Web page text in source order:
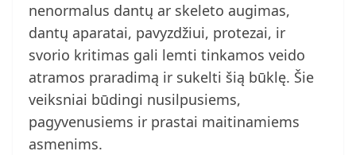
nenormalus dantų ar skeleto augimas,
dantų aparatai, pavyzdžiui, protezai, ir
svorio kritimas gali lemti tinkamos veido
atramos praradimą ir sukelti šią būklę. Šie
veiksniai būdingi nusilpusiems,
pagyvenusiems ir prastai maitinamiems
asmenims.